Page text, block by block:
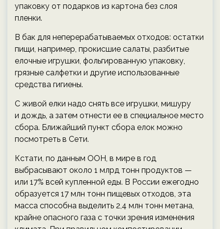
упаковку от подарков из картона без слоя
пленки.
В бак для неперерабатываемых отходов: остатки
пищи, например, прокисшие салаты, разбитые
елочные игрушки, фольгированную упаковку,
грязные салфетки и другие использованные
средства гигиены.
С живой елки надо снять все игрушки, мишуру
и дождь, а затем отнести ее в специальное место
сбора. Ближайший пункт сбора елок можно
посмотреть в Сети.
Кстати, по данным ООН, в мире в год
выбрасывают около 1 млрд тонн продуктов —
или 17% всей купленной еды. В России ежегодно
образуется 17 млн тонн пищевых отходов, эта
масса способна выделить 2,4 млн тонн метана,
крайне опасного газа с точки зрения изменения